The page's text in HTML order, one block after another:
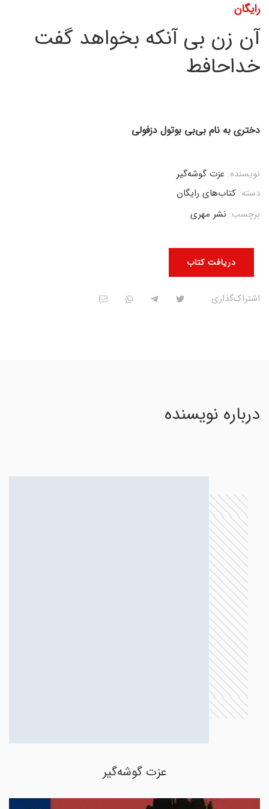
رایگان
آن زن بی آنکه بخواهد گفت
خداحافط
دختری به نام بی‌بی بوتول دزفولی
دریافت کتاب
نویسنده: عزت گوشه‌گیر
دسته: کتاب‌های رایگان
برچسب: نشر مهری
اشتراک‌گذاری
درباره نویسنده
عزت گوشه‌گیر